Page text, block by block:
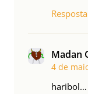
Resposta
Madan
4 de
haribol…